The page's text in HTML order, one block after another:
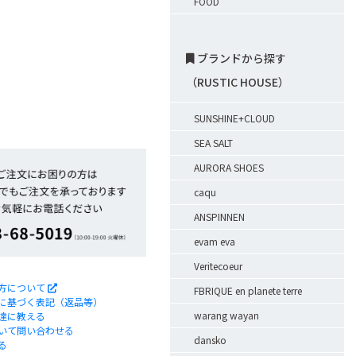
について
基づく表記（返品等）
に教える
て問い合わせる
ブランドから探す
（RUSTIC HOUSE）
SUNSHINE+CLOUD
SEA SALT
AURORA SHOES
caqu
ANSPINNEN
evam eva
Veritecoeur
FBRIQUE en planete terre
warang wayan
dansko